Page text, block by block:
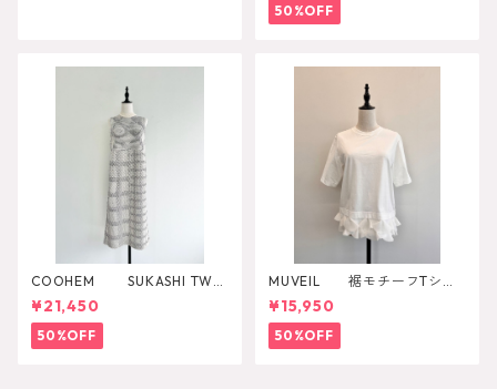
50%OFF
COOHEM SUKASHI TWE
ED ONE-PICEC
¥21,450
50%OFF
MUVEIL 裾モチーフTシャ
ツ
¥15,950
50%OFF